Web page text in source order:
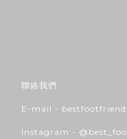
聯絡我們
E-mail -
Instagram -